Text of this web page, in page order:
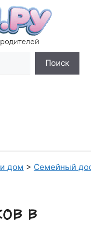
Поиск
дом > Семейный
в